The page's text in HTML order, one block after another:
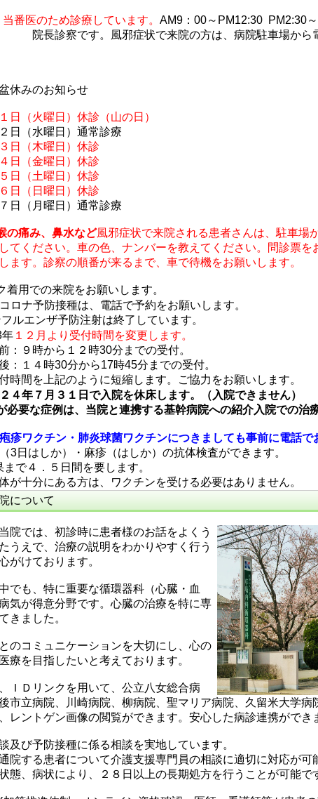
番医のため診療しています。 AM9：00～PM12:30 PM2:30
察です。風邪症状で来院の方は、病院駐車場から電
休みのお知らせ
日（火曜日）休診（山の日）
日（水曜日）通常診療
日（木曜日）休診
日（金曜日）休診
日（土曜日）休診
日（日曜日）休診
日（月曜日）通常診療
の痛み、鼻水など風邪症状で来院される患者さんは、駐車場
てください。車の色、ナンバーを教えてください。問診票を
ます。診察の順番が来るまで、車で待機をお願いします。
着用での来院をお願いします。
ロナ予防接種は、電話で予約をお願いします。
ルエンザ予防注射は終了しています。
年 １２月より受付時間を変更します。
９時から１２時30分までの受付。
１４時30分から17時45分までの受付。
間を上記のように短縮します。ご協力をお願いします。
４年７月３１日で入院を休床します。（入院できません）
必要な症例は、当院と連携する基幹病院への紹介入院での治
疹ワクチン・肺炎球菌ワクチンにつきましても事前に電話で
3日はしか）・麻疹（はしか）の抗体検査ができます。
で４．５日間を要します。
十分にある方は、ワクチンを受ける必要はありません。
ついて
は、初診時に患者様のお話をよくう
うえで、治療の説明をわかりやすく行う
がけております。
でも、特に重要な循環器科（心臓・血
気が得意分野です。心臓の治療を特に専
きました。
のコミュニケーションを大切にし、心の
療を目指したいと考えております。
ＩＤリンクを用いて、公立八女総合病
市立病院、川崎病院、柳病院、聖マリア病院、久留米大学病
レントゲン画像の閲覧ができます。安心した病診連携ができ
及び予防接種に係る相談を実地しています。
院する患者について介護支援専門員の相談に適切に対応が可
態、病状により、２８日以上の長期処方を行うことが可能で